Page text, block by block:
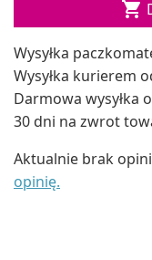

Wysyłka
Wysyłka kurierem
Darmowa wysyłka
30 dni na zwrot
Aktualnie brak
opinię.